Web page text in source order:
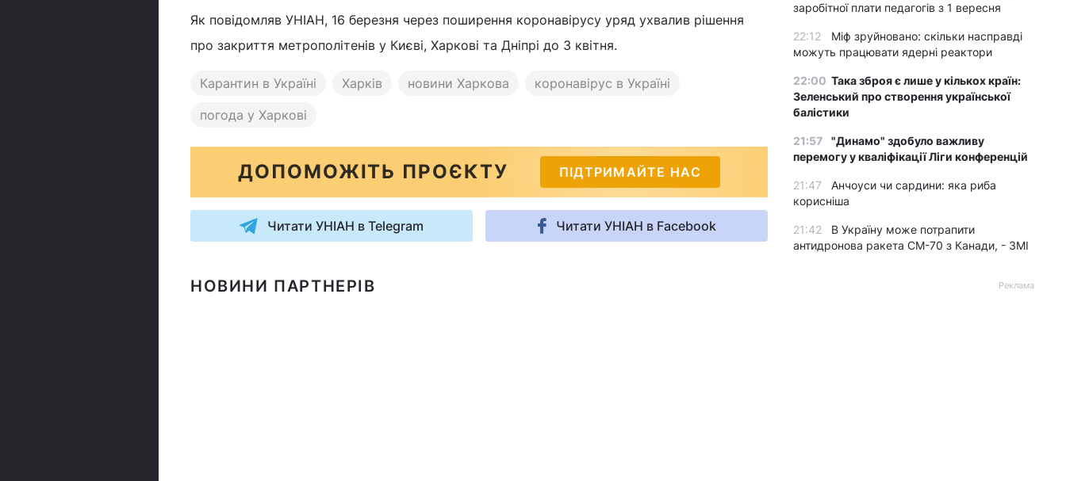
Як повідомляв УНІАН, 16 березня через поширення коронавірусу уряд ухвалив рішення
про закриття метрополітенів у Києві, Харкові та Дніпрі до 3 квітня.
Карантин в Україні Харків новини Харкова
коронавірус в Україні
погода у Харкові
ДОПОМОЖІТЬ ПРОЄКТУ ПІДТРИМАЙТЕ НАС
Читати УНІАН в Telegram Читати УНІАН в Facebook
НОВИНИ ПАРТНЕРІВ
заробітної плати педагогів з 1 вересня
22:12
Міф зруйновано: скільки насправді
можуть працювати ядерні реактори
22:00 Така зброя є лише у кількох країн:
Зеленський про створення української
балістики
21:57
"Динамо" здобуло важливу
перемогу у кваліфікації Ліги конференцій
21:47
Анчоуси чи сардини: яка риба
корисніша
21:42
В Україну може потрапити
антидронова ракета CM-70 з Канади, - ЗМІ
Реклама